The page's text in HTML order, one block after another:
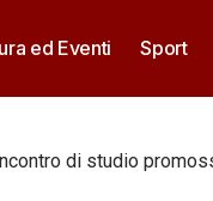
ed Eventi Sport
di studio